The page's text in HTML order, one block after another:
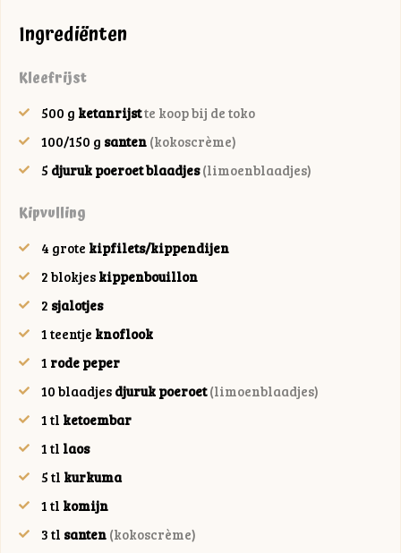
Ingrediënten
Kleefrijst
500 g ketanrijstte koop bij de toko
100/150 g santen (kokoscrème)
5 djuruk poeroet blaadjes (limoenblaadjes)
Kipvulling
4 grote kipfilets/kippendijen
2 blokjes kippenbouillon
2 sjalotjes
1 teentje knoflook
1 rode peper
10 blaadjes djuruk poeroet (limoenblaadjes)
1 tl ketoembar
1 tl laos
5 tl kurkuma
1 tl komijn
3 tl santen (kokoscrème)